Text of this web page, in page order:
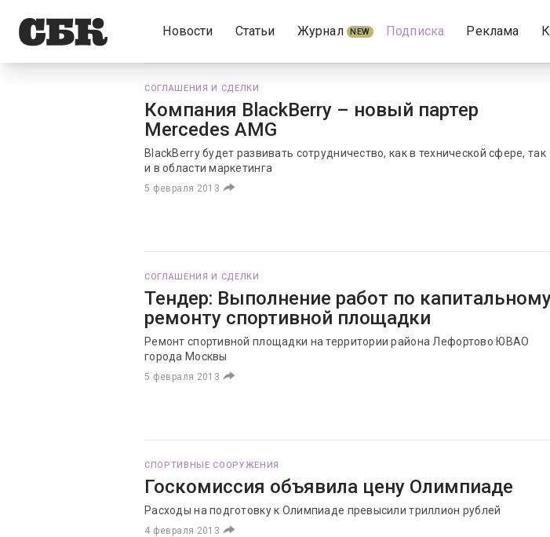
Новости Статьи Журнал NEW Подписка Реклама
СОГЛАШЕНИЯ И СДЕЛКИ
Компания BlackBerry – новый партер
Mercedes AMG
BlackBerry будет развивать сотрудничество, как в технической сфере, так
и в области маркетинга
5 февраля 2013
СОГЛАШЕНИЯ И СДЕЛКИ
Тендер: Выполнение работ по
ремонту спортивной площадки
Ремонт спортивной площадки на территории района Лефортово ЮВАО
города Москвы
5 февраля 2013
СПОРТИВНЫЕ СООРУЖЕНИЯ
Госкомиссия объявила цену Олимпиаде
Расходы на подготовку к Олимпиаде превысили триллион рублей
4 февраля 2013